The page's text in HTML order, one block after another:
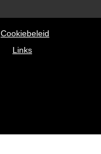
Cookiebeleid
Links